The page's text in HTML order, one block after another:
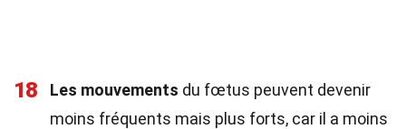
18 Les mouvements du fœtus peuvent devenir
moins fréquents mais plus forts, car il a moins